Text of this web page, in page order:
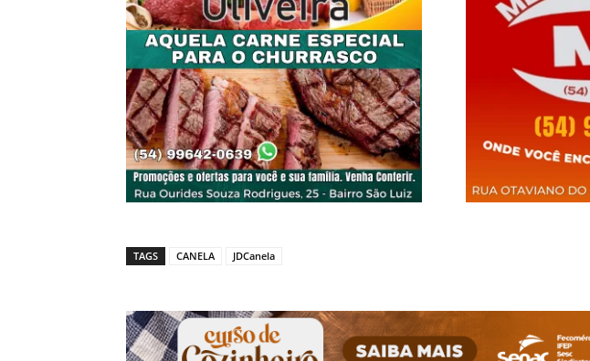
TAGS CANELA JDCanela